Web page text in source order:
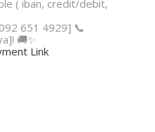
( iban, credit/debit,
651 4929] 📞
🚚✨
Link